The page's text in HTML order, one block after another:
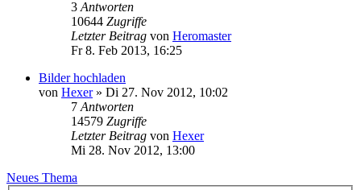
3 Antworten
10644 Zugriffe
Letzter Beitrag von Heromaster
Fr 8. Feb 2013, 16:25
Bilder hochladen
von Hexer» Di 27. Nov 2012, 10:02
7 Antworten
14579 Zugriffe
Letzter Beitrag von Hexer
Mi 28. Nov 2012, 13:00
Neues Thema